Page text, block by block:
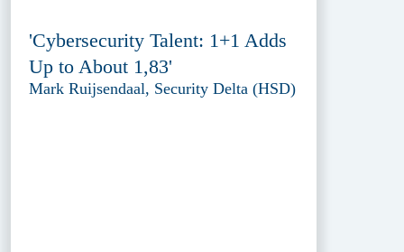
'Cybersecurity Talent: 1+1 Adds
Up to About 1,83'
Mark Ruijsendaal, Security Delta (HSD)